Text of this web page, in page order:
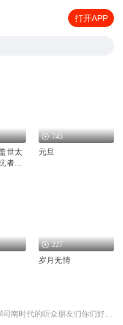
打开APP
世太
者们
745
元旦
227
岁月无情